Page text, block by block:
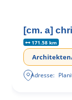
[cm. a]
171.58 km
Adresse: